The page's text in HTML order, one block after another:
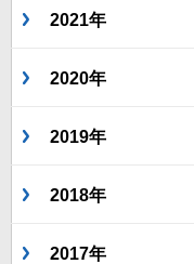
2021年
2020年
2019年
2018年
2017年